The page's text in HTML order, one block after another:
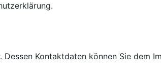
Kontaktdaten können Sie dem